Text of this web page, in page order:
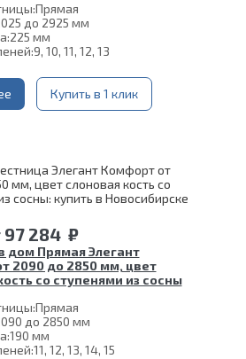
Прямая
до 2925 мм
225 мм
9, 10, 11, 12, 13
900 мм
40 мм
45°
Сосна
(на металлокаркас):25 лет
Купить в 1 клик
97 284 ₽
дом Прямая Элегант
2090 до 2850 мм, цвет
со ступенями из сосны
Прямая
до 2850 мм
190 мм
11, 12, 13, 14, 15